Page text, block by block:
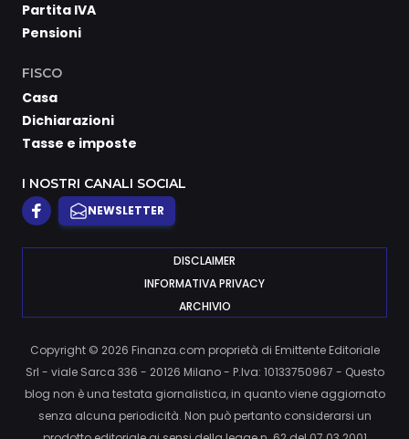
Partita IVA
Pensioni
FISCO
Casa
Dichiarazioni
Tasse e imposte
I NOSTRI CANALI SOCIAL
NEWSLETTER
DISCLAIMER
INFORMATIVA PRIVACY
ARCHIVIO
Copyright © 2026 Finanza.com proprietà di Emittente Editoriale
Srl - viale Sarca 336 - 20126 Milano - P.Iva: 10133750967 - Questo
blog non è una testata giornalistica, in quanto viene aggiornato
senza alcuna periodicità. Non può pertanto considerarsi un